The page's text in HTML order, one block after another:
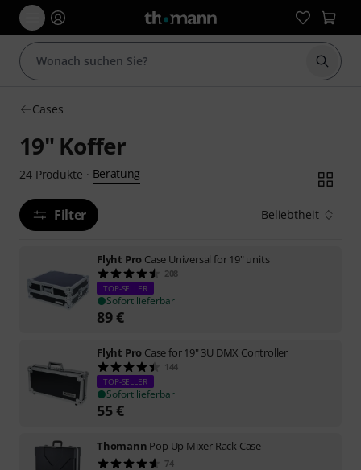
Suche
Cases
19" Koffer
24 Produkte · Beratung
Filter Beliebtheit
Flyht Pro Case Universal for 19" units
208
TOP-SELLER
Sofort lieferbar
89€
Flyht Pro Case for 19" 3U DMX Controller
144
TOP-SELLER
Sofort lieferbar
55€
Thomann Pop Up Mixer Rack Case
74